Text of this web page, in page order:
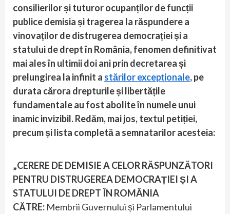
consilierilor și tuturor ocupanților de funcții
publice demisia și tragerea la răspundere a
vinovaților de distrugerea democrației și a
statului de drept în România, fenomen definitivat
mai ales în ultimii doi ani prin decretarea și
prelungirea la infinit a stărilor excepționale, pe
durata cărora drepturile și libertățile
fundamentale au fost abolite în numele unui
inamic invizibil. Redăm, mai jos, textul petiției,
precum și lista completă a semnatarilor acesteia:
„CERERE DE DEMISIE A CELOR RĂSPUNZĂTORI
PENTRU DISTRUGEREA DEMOCRAȚIEI ȘI A
STATULUI DE DREPT ÎN ROMÂNIA
CĂTRE: Membrii Guvernului și Parlamentului